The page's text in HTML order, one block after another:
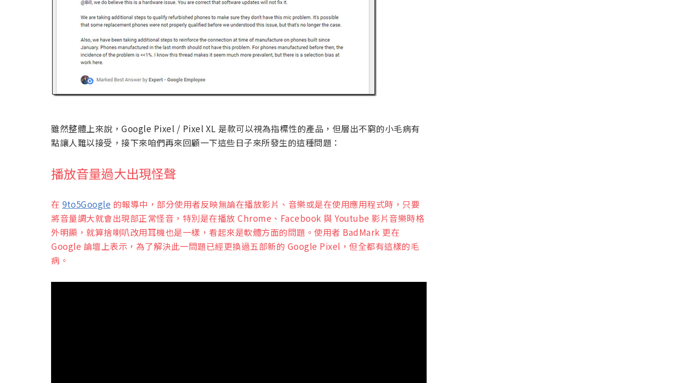
雖然整體上來說，Google Pixel / Pixel XL 是款可以視為指標性的產品，但層出不窮的小毛病有
點讓人難以接受，接下來咱們再來回顧一下這些日子來所發生的這種問題：
播放音量過大出現怪聲
在 9to5Google 的報導中，部分使用者反映無論在播放影片、音樂或是在使用應用程式時，只要
將音量調大就會出現部正常怪音，特別是在播放 Chrome、Facebook 與 Youtube 影片音樂時格
外明顯，就算捨喇叭改用耳機也是一樣，看起來是軟體方面的問題。使用者 BadMark 更在
Google 論壇上表示，為了解決此一問題已經更換過五部新的 Google Pixel，但全都有這樣的毛
病。